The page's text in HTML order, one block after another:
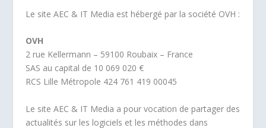
Le site AEC & IT Media est hébergé par la société OVH :
OVH
2 rue Kellermann – 59100 Roubaix – France
SAS au capital de 10 069 020 €
RCS Lille Métropole 424 761 419 00045
Le site AEC & IT Media a pour vocation de partager des
actualités sur les logiciels et les méthodes dans